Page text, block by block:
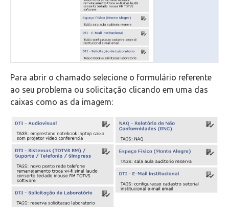
Para abrir o chamado selecione o formulário referente
ao seu problema ou solicitação clicando em uma das
caixas como as da imagem: